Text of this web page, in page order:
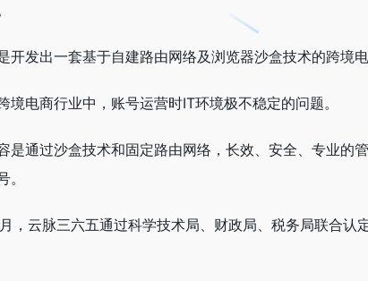
开发出一套基于自建路由网络及浏览器沙盒技术的跨境电
境电商行业中，账号运营时IT环境极不稳定的问题。
是通过沙盒技术和固定路由网络，长效、安全、专业的
。
，云脉三六五通过科学技术局、财政局、税务局联合认